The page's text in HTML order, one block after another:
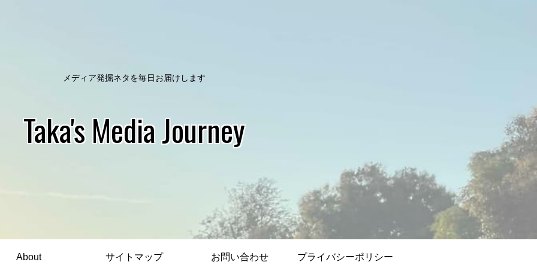
メディア発掘ネタを毎日お届けします
Taka's Media Journey
About サイトマップ お問い合わせ プライバシーポリシー